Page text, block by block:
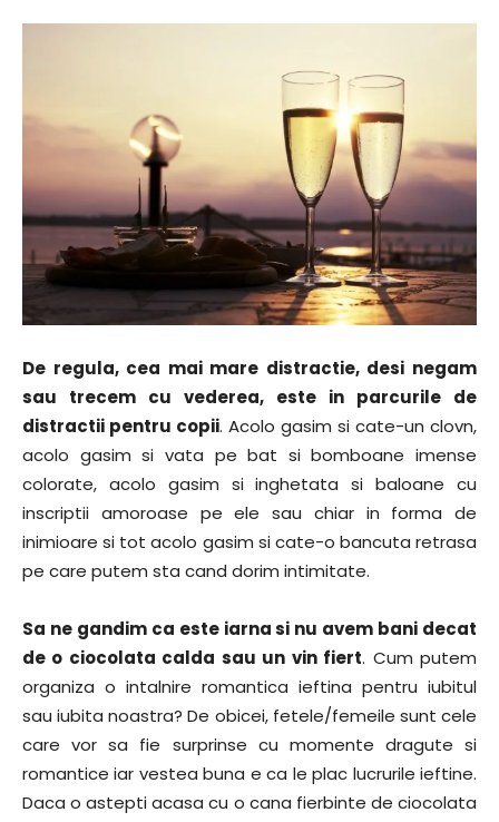
De regula, cea mai mare distractie, desi negam
sau trecem cu vederea, este in parcurile de
distractii pentru copii. Acolo gasim si cate-un clovn,
acolo gasim si vata pe bat si bomboane imense
colorate, acolo gasim si inghetata si baloane cu
inscriptii amoroase pe ele sau chiar in forma de
inimioare si tot acolo gasim si cate-o bancuta retrasa
pe care putem sta cand dorim intimitate.
Sa ne gandim ca este iarna si nu avem bani decat
de o ciocolata calda sau un vin fiert. Cum putem
organiza o intalnire romantica ieftina pentru iubitul
sau iubita noastra? De obicei, fetele/femeile sunt cele
care vor sa fie surprinse cu momente dragute si
romantice iar vestea buna e ca le plac lucrurile ieftine.
Daca o astepti acasa cu o cana fierbinte de ciocolata